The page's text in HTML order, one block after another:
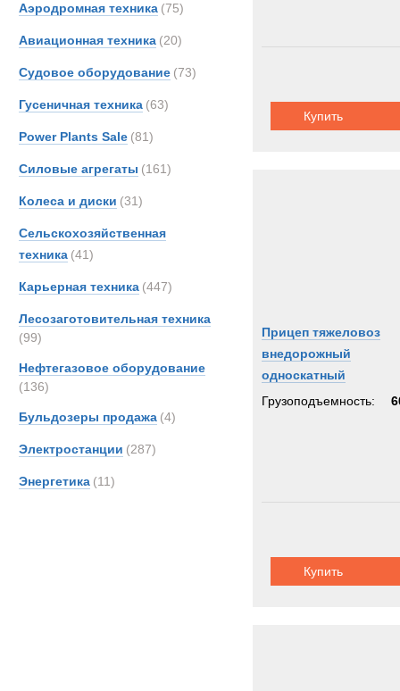
Аэродромная техника (75)
Авиационная техника (20)
Судовое оборудование (73)
Гусеничная техника (63)
Power Plants Sale (81)
Силовые агрегаты (161)
Колеса и диски (31)
Сельскохозяйственная
техника (41)
Карьерная техника (447)
Лесозаготовительная техника
(99)
Нефтегазовое оборудование
(136)
Бульдозеры продажа (4)
Электростанции (287)
Энергетика (11)
Купить
Прицеп тяжеловоз
внедорожный
односкатный
Грузоподъемность:
Купить